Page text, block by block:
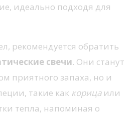
идеально подходя для
рекомендуется обратить
свечи. Они станут
приятного запаха, но и
такие как корицаили
тепла, напоминая о